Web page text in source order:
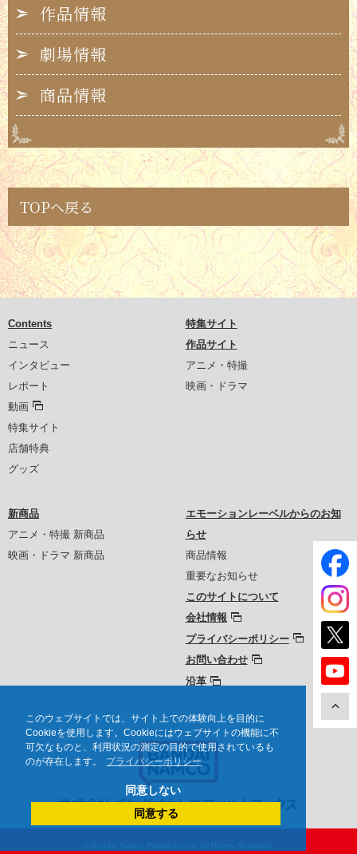
このウェブサイトでは、サイト上での体験向上を目的に
Cookieを使用します。Cookieにはウェブサイトの機能に不
可欠なものと、利用状況の測定の目的で使用されているも
のが存在します。
プライバシーポリシー
同意しない
同意する
作品情報
劇場情報
商品情報
TOPへ戻る
Contents
ニュース
インタビュー
レポート
動画
特集サイト
店舗特典
グッズ
特集サイト
作品サイト
アニメ・特撮
映画・ドラマ
新商品
アニメ・特撮 新商品
映画・ドラマ 新商品
エモーションレーベルからのお知
らせ
商品情報
重要なお知らせ
このサイトについて
会社情報
プライバシーポリシー
お問い合わせ
沿革
© Bandai Namco Filmworks Inc. All Rights Reserved.